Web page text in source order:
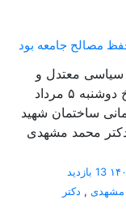
مصالح جامعه بود
سیاسی معتدل و
صلح‌طلبانه ائمه شیعۀ دوازده امامی» در تاریخ دوشنبه ۵ مرداد
شهید سلیمانی ساختمان شهید
محمد مشهدی
13 بازدید
مشهدی , دکتر